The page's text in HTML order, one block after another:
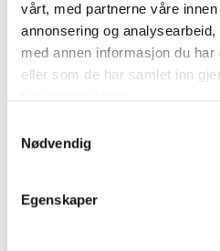
vårt, med partnerne våre
annonsering og
med annen informasjon du
eller som de har samlet inn
Nødvendig
Egenskaper
Andre kunder